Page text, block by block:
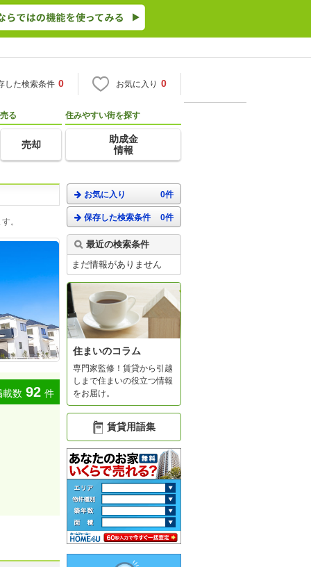
した検索条件 0 お気に入り 0
売る
売却
住みやすい街を探す
助成金
情報
。
載数 92 件
お気に入り 0件
保存した検索条件 0件
最近の検索条件
まだ情報がありません
住まいのコラム
専門家監修！賃貸から引越
しまで住まいの役立つ情報
をお届け。
賃貸用語集